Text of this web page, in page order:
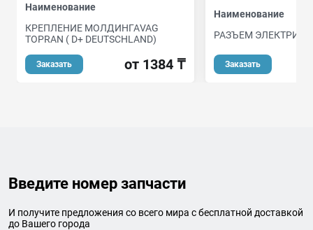
Наименование
КРЕПЛЕНИЕ МОЛДИНГАVAG
TOPRAN ( D+ DEUTSCHLAND)
Заказать от 1384 ₸
Наименование
РАЗЪЕМ
Заказать
Введите номер запчасти
И получите предложения со всего мира с бесплатной доставкой
до Вашего города